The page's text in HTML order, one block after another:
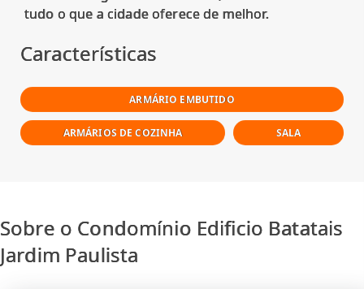
tudo o que a cidade oferece de melhor.
Características
ARMÁRIO EMBUTIDO
ARMÁRIOS DE COZINHA SALA
Sobre o Condomínio Edificio Batatais
Jardim Paulista